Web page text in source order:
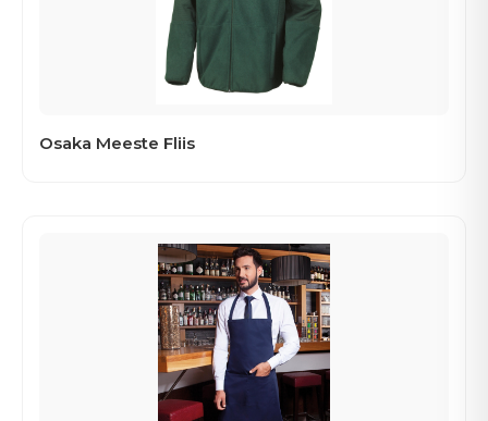
Osaka Meeste Fliis